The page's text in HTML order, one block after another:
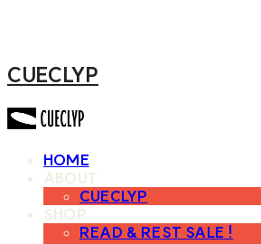
CUECLYP
HOME
ABOUT
CUECLYP
SHOP
READ & REST SALE !